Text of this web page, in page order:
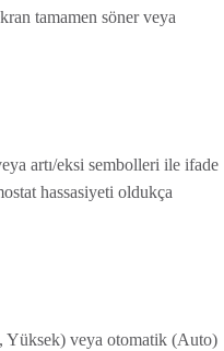
tamamen söner veya
artı/eksi sembolleri ile ifade
hassasiyeti oldukça
Yüksek) veya otomatik (Auto)